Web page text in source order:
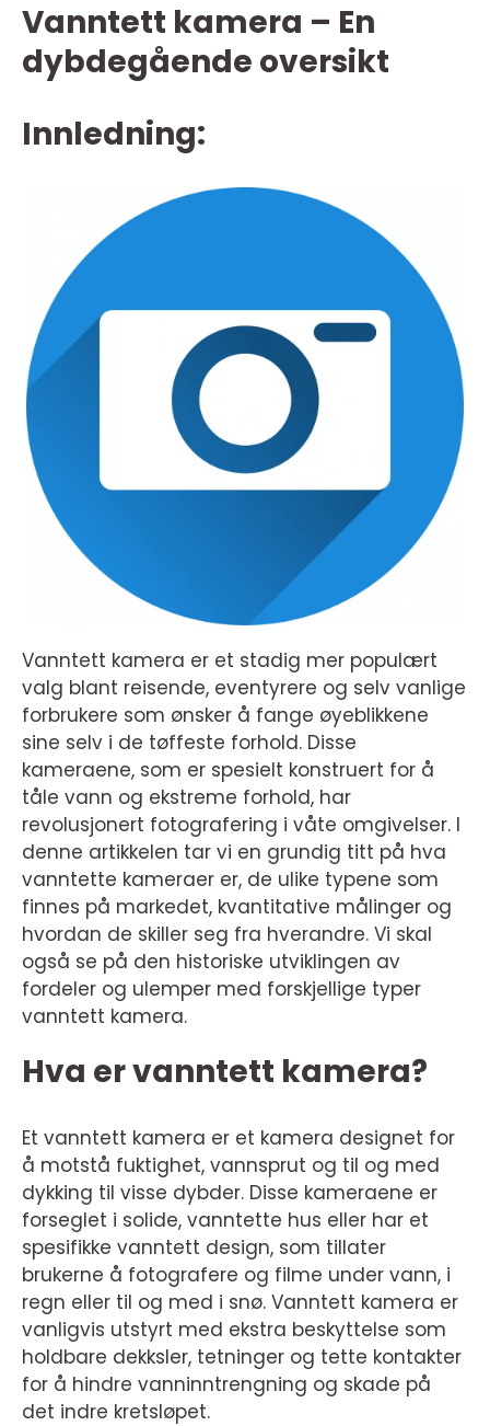
Vanntett kamera – En
dybdegående oversikt
Innledning:
Vanntett kamera er et stadig mer populært
valg blant reisende, eventyrere og selv vanlige
forbrukere som ønsker å fange øyeblikkene
sine selv i de tøffeste forhold. Disse
kameraene, som er spesielt konstruert for å
tåle vann og ekstreme forhold, har
revolusjonert fotografering i våte omgivelser. I
denne artikkelen tar vi en grundig titt på hva
vanntette kameraer er, de ulike typene som
finnes på markedet, kvantitative målinger og
hvordan de skiller seg fra hverandre. Vi skal
også se på den historiske utviklingen av
fordeler og ulemper med forskjellige typer
vanntett kamera.
Hva er vanntett kamera?
Et vanntett kamera er et kamera designet for
å motstå fuktighet, vannsprut og til og med
dykking til visse dybder. Disse kameraene er
forseglet i solide, vanntette hus eller har et
spesifikke vanntett design, som tillater
brukerne å fotografere og filme under vann, i
regn eller til og med i snø. Vanntett kamera er
vanligvis utstyrt med ekstra beskyttelse som
holdbare dekksler, tetninger og tette kontakter
for å hindre vanninntrengning og skade på
det indre kretsløpet.